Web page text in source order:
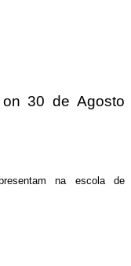
on30 de Agosto
na escola de